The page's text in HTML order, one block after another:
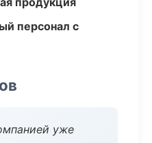
персонал с
уже